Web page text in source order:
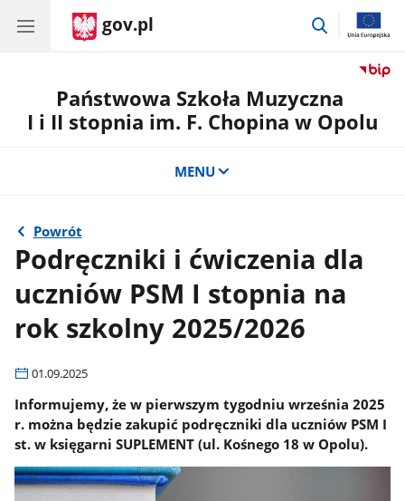
gov.pl
przejdź
Państwowa Szkoła Muzyczna
I i II stopnia im. F. Chopina w Opolu
MENU
Powrót
Podręczniki i ćwiczenia dla
uczniów PSM I stopnia na
rok szkolny 2025/2026
01.09.2025
Informujemy, że w pierwszym tygodniu września 2025
r. można będzie zakupić podręczniki dla uczniów PSM I
st. w księgarni SUPLEMENT (ul. Kośnego 18 w Opolu).